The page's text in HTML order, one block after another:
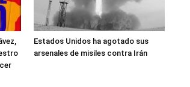
Estados Unidos ha agotado sus
arsenales de misiles contra Irán